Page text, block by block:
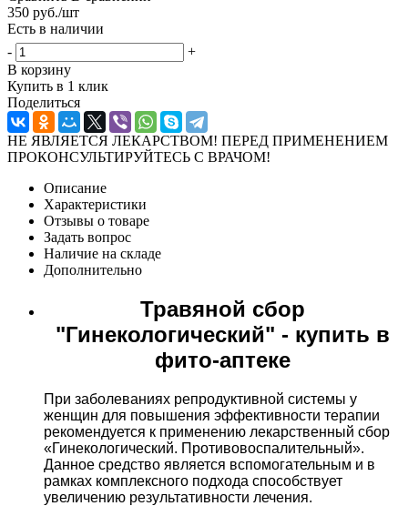
350 руб./шт
Есть в наличии
-
+
В корзину
Купить в 1 клик
Поделиться
НЕ ЯВЛЯЕТСЯ ЛЕКАРСТВОМ! ПЕРЕД ПРИМЕНЕНИЕМ
ПРОКОНСУЛЬТИРУЙТЕСЬ С ВРАЧОМ!
Описание
Характеристики
Отзывы о товаре
Задать вопрос
Наличие на складе
Дополнительно
Травяной сбор
"Гинекологический" - купить в
фито-аптеке
При заболеваниях репродуктивной системы у
женщин для повышения эффективности терапии
рекомендуется к применению лекарственный сбор
«Гинекологический. Противовоспалительный».
Данное средство является вспомогательным и в
рамках комплексного подхода способствует
увеличению результативности лечения.